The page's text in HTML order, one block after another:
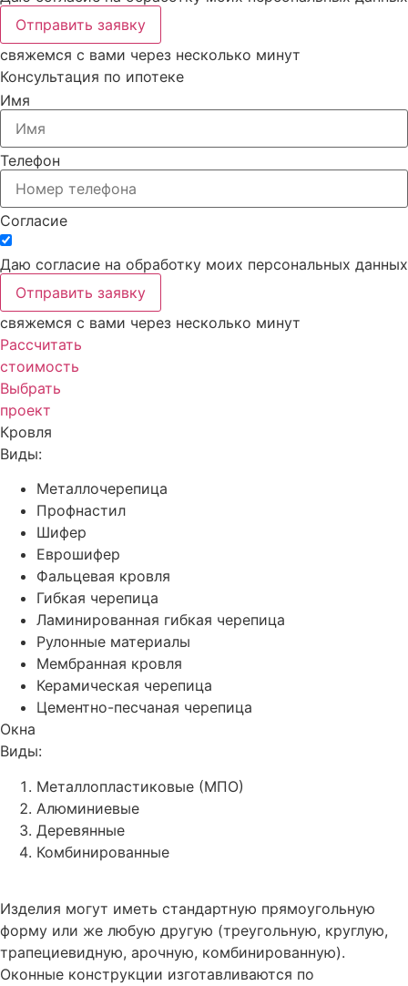
Отправить заявку
свяжемся с вами через несколько минут
Консультация по ипотеке
Имя
Телефон
Согласие
Даю согласие на обработку моих персональных данных
Отправить заявку
свяжемся с вами через несколько минут
Рассчитать
стоимость
Выбрать
проект
Кровля
Виды:
Металлочерепица
Профнастил
Шифер
Еврошифер
Фальцевая кровля
Гибкая черепица
Ламинированная гибкая черепица
Рулонные материалы
Мембранная кровля
Керамическая черепица
Цементно-песчаная черепица
Окна
Виды:
Металлопластиковые (МПО)
Алюминиевые
Деревянные
Комбинированные
Изделия могут иметь стандартную прямоугольную
форму или же любую другую (треугольную, круглую,
трапециевидную, арочную, комбинированную).
Оконные конструкции изготавливаются по